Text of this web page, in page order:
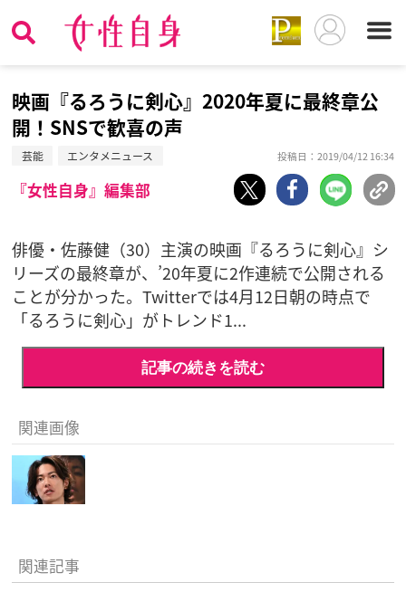
映画『るろうに剣心』2020年夏に最終章公
開！SNSで歓喜の声
芸能 エンタメニュース 投稿日：2019/04/12 16:34
『女性自身』編集部
俳優・佐藤健（30）主演の映画『るろうに剣心』シ
リーズの最終章が、’20年夏に2作連続で公開される
ことが分かった。Twitterでは4月12日朝の時点で
「るろうに剣心」がトレンド1...
記事の続きを読む
関連画像
関連記事